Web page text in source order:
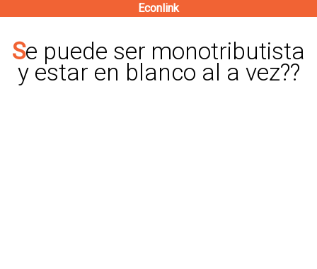
contenido
principal
Econlink
Se puede ser monotributista
y estar en blanco al a vez??